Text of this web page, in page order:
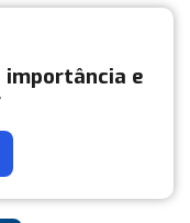
importância e